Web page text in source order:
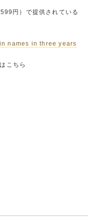
円）で提供されている
names in three years
こちら